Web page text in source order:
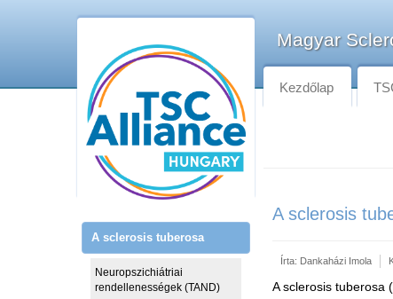
A sclerosis tuberosa
Neuropszichiátriai
rendellenességek (TAND)
Magyar
Kezdőlap
A sclerosis
Írta: Dankaházi Imola
A sclerosis tuberosa